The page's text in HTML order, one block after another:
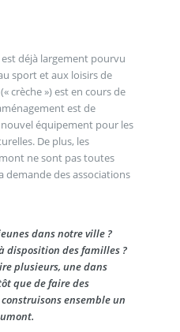
déjà largement pourvu
sport et aux loisirs de
crèche ») est en cours de
est de
équipement pour les
De plus, les
ne sont pas toutes
demande des associations
dans notre ville ?
des familles ?
plusieurs, une dans
que de faire des
ensemble un